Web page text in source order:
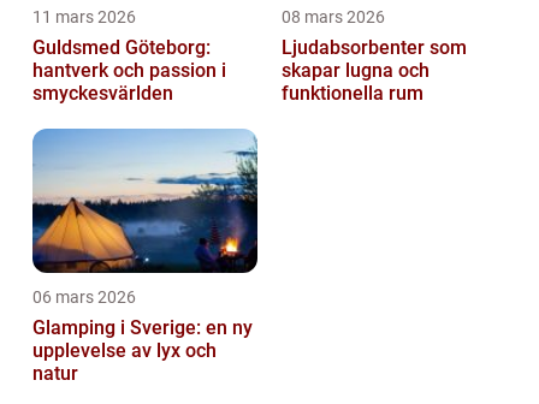
11 mars 2026
Guldsmed Göteborg:
hantverk och passion i
smyckesvärlden
08 mars 2026
Ljudabsorbenter som
skapar lugna och
funktionella rum
06 mars 2026
Glamping i Sverige: en ny
upplevelse av lyx och
natur